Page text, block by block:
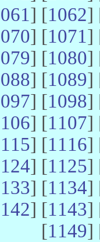
] [1062]
] [1071]
] [1080]
] [1089]
] [1098]
] [1107]
] [1116]
] [1125]
] [1134]
] [1143]
[1149]